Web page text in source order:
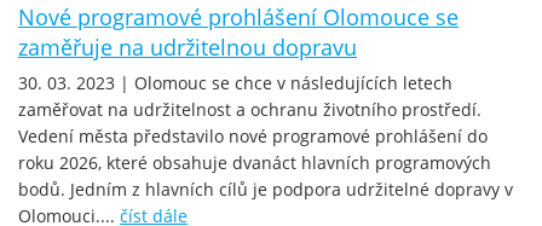
Nové programové prohlášení Olomouce se
zaměřuje na udržitelnou dopravu
30. 03. 2023 | Olomouc se chce v následujících letech
zaměřovat na udržitelnost a ochranu životního prostředí.
Vedení města představilo nové programové prohlášení do
roku 2026, které obsahuje dvanáct hlavních programových
bodů. Jedním z hlavních cílů je podpora udržitelné dopravy v
Olomouci.... číst dále